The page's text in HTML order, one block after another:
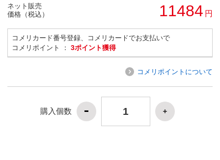
ネット販売
価格（税込）
11484 円
コメリカード番号登録、コメリカードでお支払いで
コメリポイント ： 3ポイント獲得
コメリポイントについて
購入個数